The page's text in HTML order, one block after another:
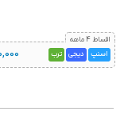
اقساط 4 ماهه
اسنپ
دیجی ترب